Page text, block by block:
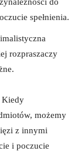
spełnienia.
⁣rozpraszaczy
Kiedy
możemy⁤
z innymi
i ‌poczucie